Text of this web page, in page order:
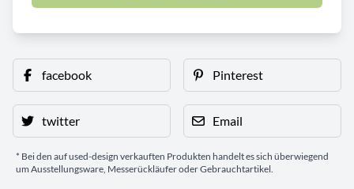
facebook Pinterest
twitter Email
* Bei den auf used-design verkauften Produkten handelt es sich überwiegend
um Ausstellungsware, Messerückläufer oder Gebrauchtartikel.